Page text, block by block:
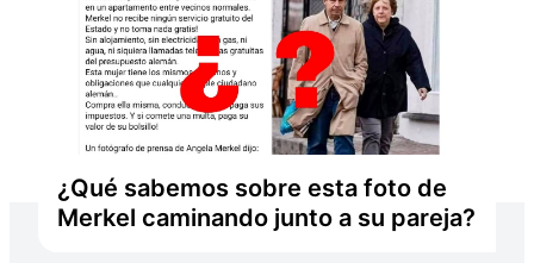
¿Qué sabemos sobre esta foto de
Merkel caminando junto a su pareja?